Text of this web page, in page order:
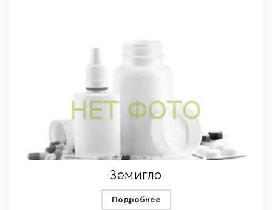
Земигло
Подробнее